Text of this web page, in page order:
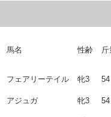
馬名 性齢 斤
フェアリーテイル 牝3 54
アジュガ 牝3 54